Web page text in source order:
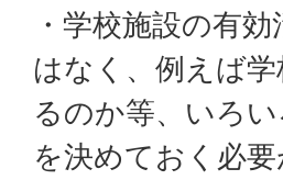
・学校施設の有
はなく、例えば
るのか等、いろ
を決めておく必要